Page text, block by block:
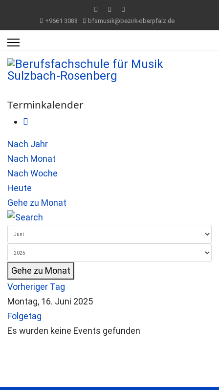
+9661 3088 bfsmusik@bezirk-oberpfalz.de
Terminkalender
Nach Jahr
Nach Monat
Nach Woche
Heute
Gehe zu Monat
Gehe zu Monat
Vorheriger Tag
Montag, 16. Juni 2025
Folgetag
Es wurden keine Events gefunden